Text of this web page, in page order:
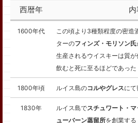
西暦年
1600年代
この頃より3種類程度の密造
ターのフィンズ・モリソン氏
生産されるウイスキーは質
飲むと死に至るほどであった
1800年頃 ルイス島のコルやグレスに
1830年 ルイス島でスチュワート・
ューバーン蒸留所を創業する